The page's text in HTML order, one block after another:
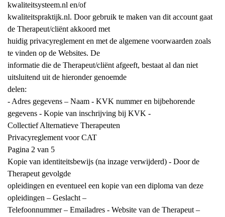
kwaliteitsysteem.nl en/of
kwaliteitspraktijk.nl. Door gebruik te maken van dit account gaat
de Therapeut/cliënt akkoord met
huidig privacyreglement en met de algemene voorwaarden zoals
te vinden op de Websites. De
informatie die de Therapeut/cliënt afgeeft, bestaat al dan niet
uitsluitend uit de hieronder genoemde
delen:
- Adres gegevens – Naam - KVK nummer en bijbehorende
gegevens - Kopie van inschrijving bij KVK -
Collectief Alternatieve Therapeuten
Privacyreglement voor CAT
Pagina 2 van 5
Kopie van identiteitsbewijs (na inzage verwijderd) - Door de
Therapeut gevolgde
opleidingen en eventueel een kopie van een diploma van deze
opleidingen – Geslacht –
Telefoonnummer – Emailadres - Website van de Therapeut –